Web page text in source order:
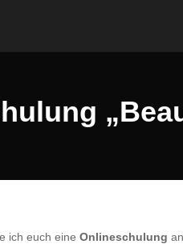
ich euch eine Onlineschulung